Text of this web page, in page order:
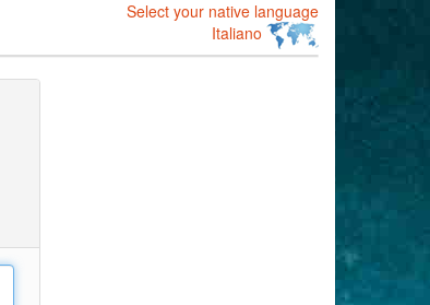
Select your native language
Italiano